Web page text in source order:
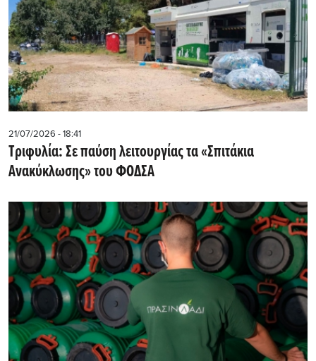
21/07/2026 - 18:41
Τριφυλία: Σε παύση λειτουργίας τα «Σπιτάκια
Ανακύκλωσης» του ΦΟΔΣΑ